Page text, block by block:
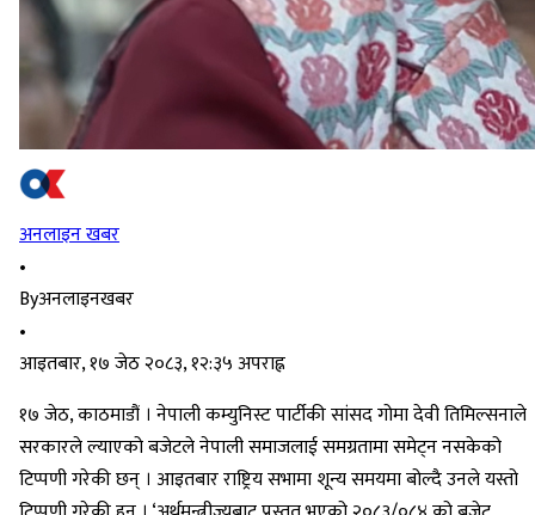
अनलाइन खबर
•
Byअनलाइनखबर
•
आइतबार, १७ जेठ २०८३, १२:३५ अपराह्न
१७ जेठ, काठमाडौं । नेपाली कम्युनिस्ट पार्टीकी सांसद गोमा देवी तिमिल्सनाले
सरकारले ल्याएको बजेटले नेपाली समाजलाई समग्रतामा समेट्न नसकेको
टिप्पणी गरेकी छन् । आइतबार राष्ट्रिय सभामा शून्य समयमा बोल्दै उनले यस्तो